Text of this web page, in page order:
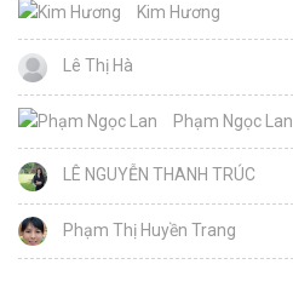
Kim Hương
Lê Thị Hà
Phạm Ngọc Lan
LÊ NGUYỄN THANH TRÚC
Phạm Thị Huyền Trang